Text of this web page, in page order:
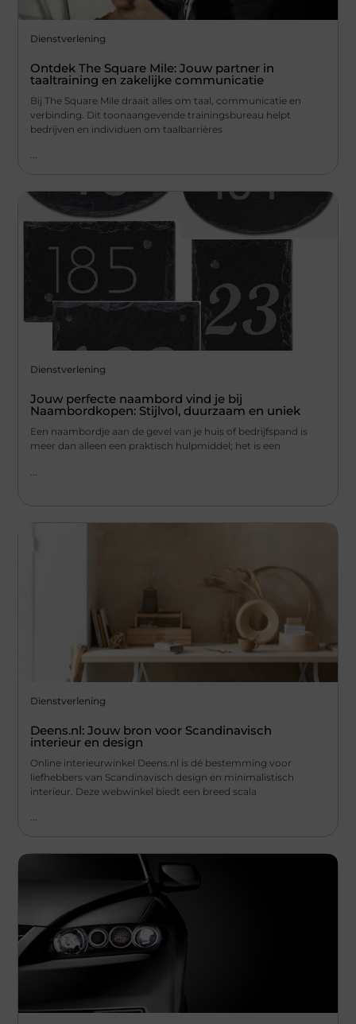
Dienstverlening
Ontdek The Square Mile: Jouw partner in
taaltraining en zakelijke communicatie
Bij The Square Mile draait alles om taal, communicatie en
verbinding. Dit toonaangevende trainingsbureau helpt
bedrijven en individuen om taalbarrières
...
Dienstverlening
Jouw perfecte naambord vind je bij
Naambordkopen: Stijlvol, duurzaam en uniek
Een naambordje aan de gevel van je huis of bedrijfspand is
meer dan alleen een praktisch hulpmiddel; het is een
Dienstverlening
Deens.nl: Jouw bron voor Scandinavisch
interieur en design
Online interieurwinkel Deens.nl is dé bestemming voor
liefhebbers van Scandinavisch design en minimalistisch
interieur. Deze webwinkel biedt een breed scala